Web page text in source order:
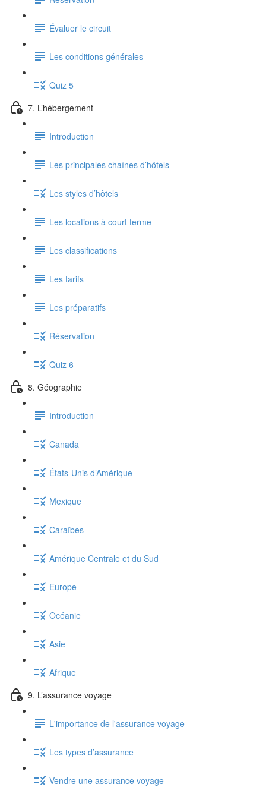
Évaluer le circuit
Les conditions générales
Quiz 5
7. L’hébergement
Introduction
Les principales chaînes d’hôtels
Les styles d’hôtels
Les locations à court terme
Les classifications
Les tarifs
Les préparatifs
Réservation
Quiz 6
8. Géographie
Introduction
Canada
États-Unis d’Amérique
Mexique
Caraïbes
Amérique Centrale et du Sud
Europe
Océanie
Asie
Afrique
9. L’assurance voyage
L'importance de l'assurance voyage
Les types d’assurance
Vendre une assurance voyage